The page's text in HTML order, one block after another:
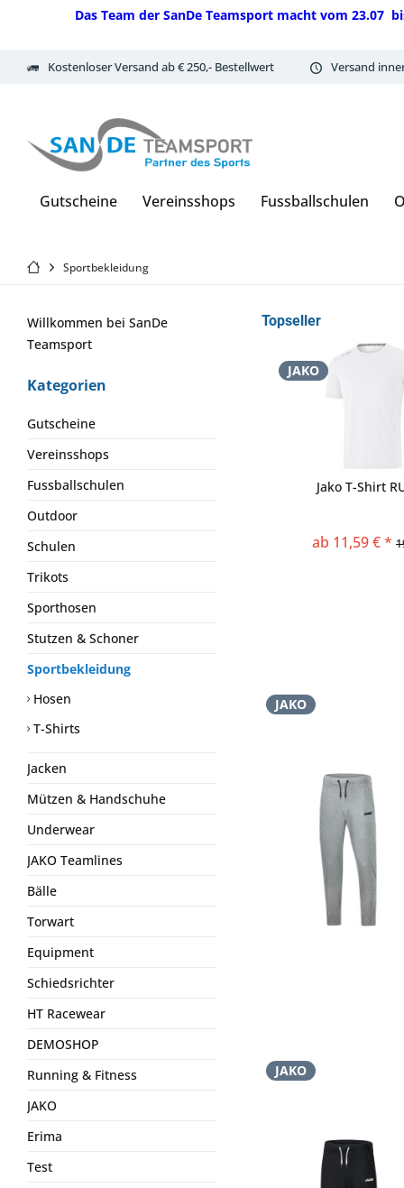
Das Team der SanDe Teamsport macht vom 23.07
Kostenloser Versand ab € 250,- Bestellwert Versand
Gutscheine Vereinsshops Fussballschulen
Sportbekleidung
Willkommen bei SanDe
Teamsport
Kategorien
Gutscheine
Vereinsshops
Fussballschulen
Outdoor
Schulen
Trikots
Sporthosen
Stutzen & Schoner
Sportbekleidung
Hosen
T-Shirts
Jacken
Mützen & Handschuhe
Underwear
JAKO Teamlines
Bälle
Torwart
Equipment
Schiedsrichter
HT Racewear
DEMOSHOP
Running & Fitness
JAKO
Erima
Test
Topseller
JAKO
Jako T-Shirt
ab 11,59 € *
JAKO
JAKO